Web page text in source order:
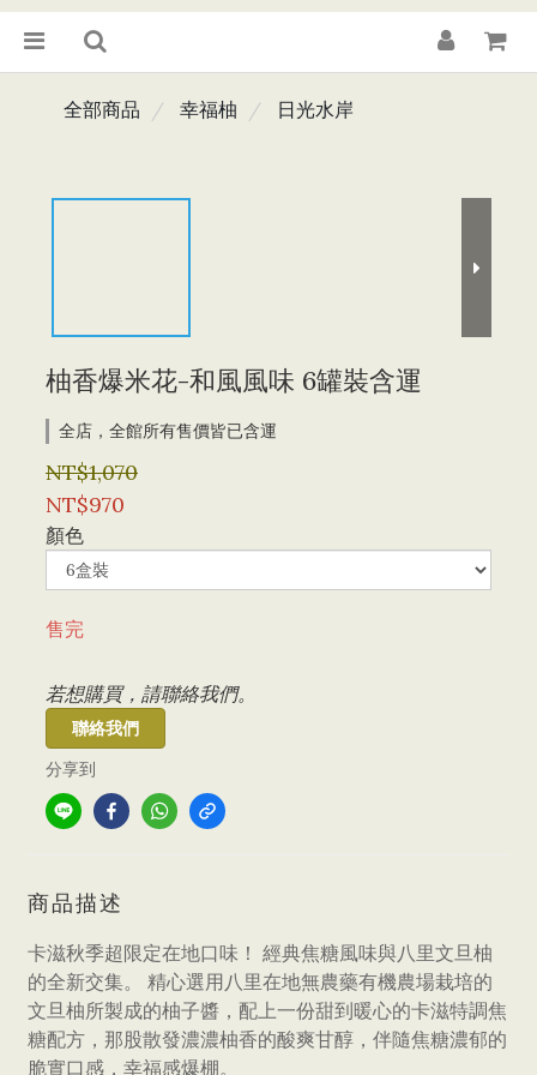
全部商品 幸福柚 日光水岸
柚香爆米花-和風風味 6罐裝含運
全店，全館所有售價皆已含運
NT$1,070
NT$970
顏色
售完
若想購買，請聯絡我們。
聯絡我們
分享到
商品描述
卡滋秋季超限定在地口味！ 經典焦糖風味與八里文旦柚
的全新交集。 精心選用八里在地無農藥有機農場栽培的
文旦柚所製成的柚子醬，配上一份甜到暖心的卡滋特調焦
糖配方，那股散發濃濃柚香的酸爽甘醇，伴隨焦糖濃郁的
脆實口感，幸福感爆棚。